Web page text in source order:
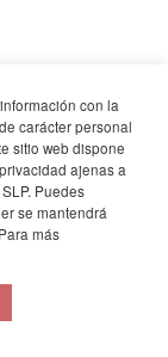
con la
carácter personal
sitio web dispone
ajenas a
Puedes
se mantendrá
más